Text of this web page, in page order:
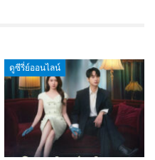
ดูซีรี่ย์ออนไลน์